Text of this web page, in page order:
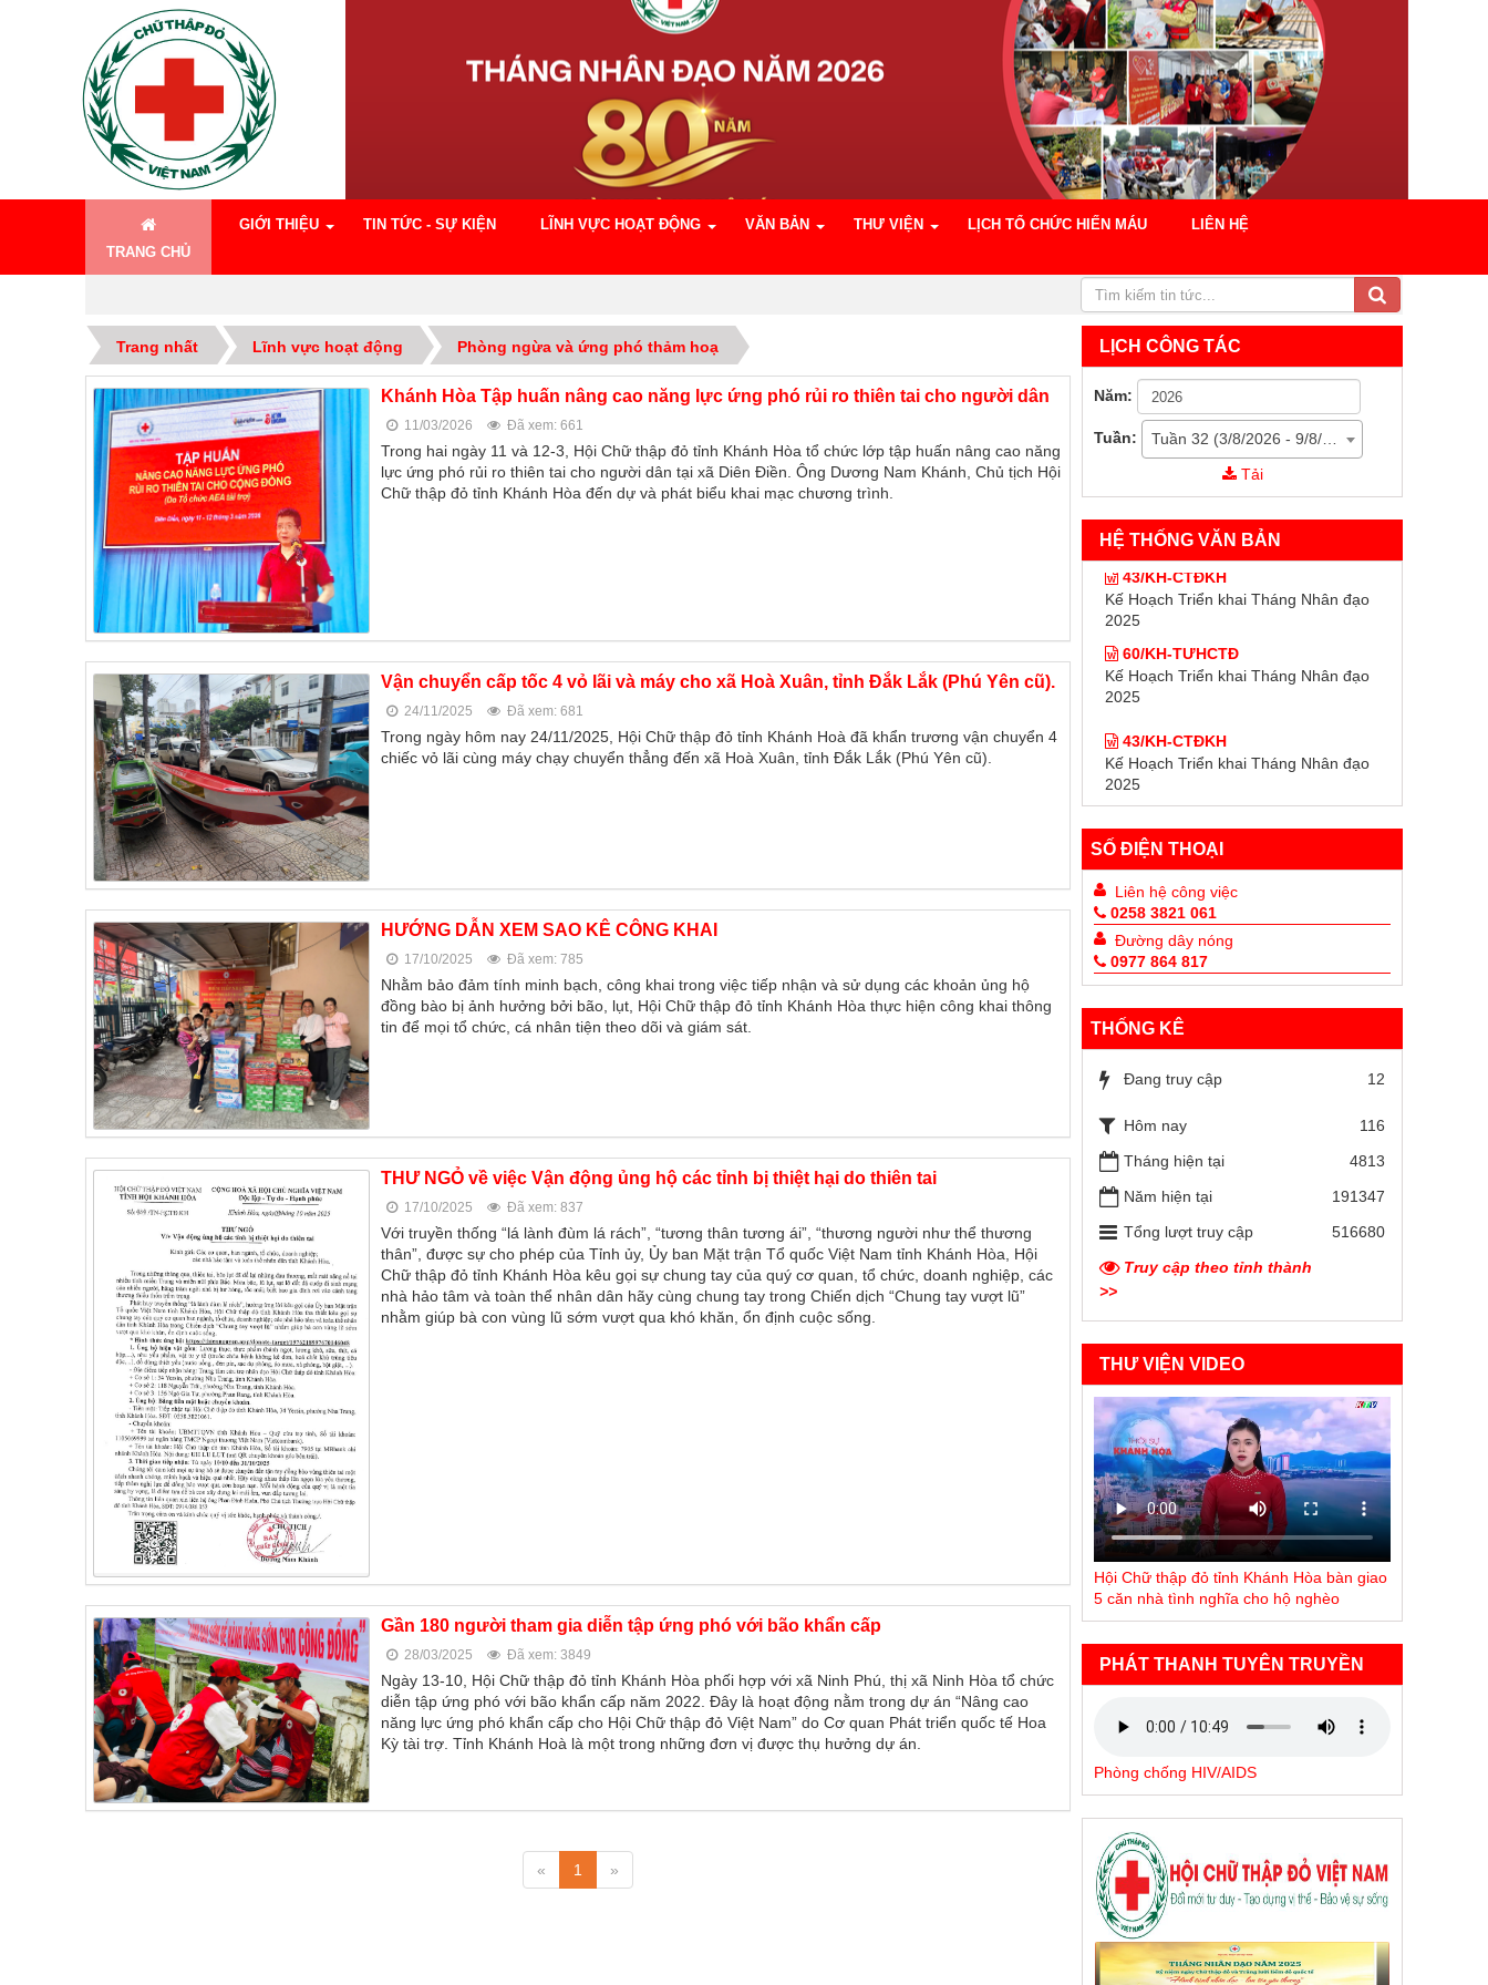
TRANG CHỦ
GIỚI THIỆU TIN TỨC - SỰ KIỆN LĨNH VỰC HOẠT ĐỘNG VĂN BẢN THƯ VIỆN LỊCH TỔ CHỨC HIẾN MÁU LIÊN HỆ
Trang nhất Lĩnh vực hoạt động Phòng ngừa và ứng phó thảm hoạ
Khánh Hòa Tập huấn nâng cao năng lực ứng phó rủi ro thiên tai cho người dân
11/03/2026 Đã xem: 661
Trong hai ngày 11 và 12-3, Hội Chữ thập đỏ tỉnh Khánh Hòa tổ chức lớp tập huấn nâng cao năng
lực ứng phó rủi ro thiên tai cho người dân tại xã Diên Điền. Ông Dương Nam Khánh, Chủ tịch Hội
Chữ thập đỏ tỉnh Khánh Hòa đến dự và phát biểu khai mạc chương trình.
Vận chuyển cấp tốc 4 vỏ lãi và máy cho xã Hoà Xuân, tỉnh Đắk Lắk (Phú Yên cũ).
24/11/2025 Đã xem: 681
Trong ngày hôm nay 24/11/2025, Hội Chữ thập đỏ tỉnh Khánh Hoà đã khẩn trương vận chuyển 4
chiếc vỏ lãi cùng máy chạy chuyển thẳng đến xã Hoà Xuân, tỉnh Đắk Lắk (Phú Yên cũ).
HƯỚNG DẪN XEM SAO KÊ CÔNG KHAI
17/10/2025 Đã xem: 785
Nhằm bảo đảm tính minh bạch, công khai trong việc tiếp nhận và sử dụng các khoản ủng hộ
đồng bào bị ảnh hưởng bởi bão, lụt, Hội Chữ thập đỏ tỉnh Khánh Hòa thực hiện công khai thông
tin để mọi tổ chức, cá nhân tiện theo dõi và giám sát.
THƯ NGỎ về việc Vận động ủng hộ các tỉnh bị thiệt hại do thiên tai
17/10/2025 Đã xem: 837
Với truyền thống “lá lành đùm lá rách”, “tương thân tương ái”, “thương người như thể thương
thân”, được sự cho phép của Tỉnh ủy, Ủy ban Mặt trận Tổ quốc Việt Nam tỉnh Khánh Hòa, Hội
Chữ thập đỏ tỉnh Khánh Hòa kêu gọi sự chung tay của quý cơ quan, tổ chức, doanh nghiệp, các
nhà hảo tâm và toàn thể nhân dân hãy cùng chung tay trong Chiến dịch “Chung tay vượt lũ”
nhằm giúp bà con vùng lũ sớm vượt qua khó khăn, ổn định cuộc sống.
Gần 180 người tham gia diễn tập ứng phó với bão khẩn cấp
28/03/2025 Đã xem: 3849
Ngày 13-10, Hội Chữ thập đỏ tỉnh Khánh Hòa phối hợp với xã Ninh Phú, thị xã Ninh Hòa tổ chức
diễn tập ứng phó với bão khẩn cấp năm 2022. Đây là hoạt động nằm trong dự án “Nâng cao
năng lực ứng phó khẩn cấp cho Hội Chữ thập đỏ Việt Nam” do Cơ quan Phát triển quốc tế Hoa
Kỳ tài trợ. Tỉnh Khánh Hoà là một trong những đơn vị được thụ hưởng dự án.
« 1 »
LỊCH CÔNG TÁC
Năm:
Tuần:
Tải
HỆ THỐNG VĂN BẢN
43/KH-CTĐKH
Kế Hoạch Triển khai Tháng Nhân đạo
2025
Kế Hoạch Triển khai Tháng Nhân đạo
2025
Kế Hoạch Triển khai Tháng Nhân đạo
2025
60/KH-TƯHCTĐ
Kế Hoạch Triển khai Tháng Nhân đạo
2025
SỐ ĐIỆN THOẠI
Liên hệ công việc
0258 3821 061
Đường dây nóng
0977 864 817
THỐNG KÊ
Đang truy cập 12
Hôm nay
116
Tháng hiện tại
4813
Năm hiện tại
191347
Tổng lượt truy cập
516680
Truy cập theo tỉnh thành
>>
THƯ VIỆN VIDEO
Hội Chữ thập đỏ tỉnh Khánh Hòa bàn giao
5 căn nhà tình nghĩa cho hộ nghèo
PHÁT THANH TUYÊN TRUYỀN
Phòng chống HIV/AIDS